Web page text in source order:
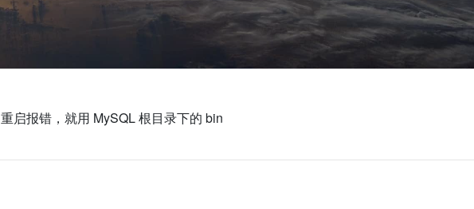
重启报错，就用 MySQL根目录下的 bin